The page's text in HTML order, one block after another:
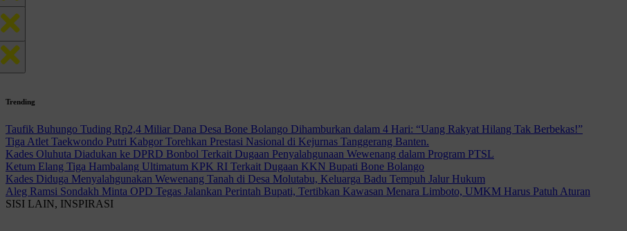
Trending
Taufik Buhungo Tuding Rp2,4 Miliar Dana Desa Bone Bolango Dihamburkan dalam 4 Hari: “Uang Rakyat Hilang Tak Berbekas!”
Tiga Atlet Taekwondo Putri Kabgor Torehkan Prestasi Nasional di Kejurnas Tanggerang Banten.
Kades Oluhuta Diadukan ke DPRD Bonbol Terkait Dugaan Penyalahgunaan Wewenang dalam Program PTSL
Ketum Elang Tiga Hambalang Ultimatum KPK RI Terkait Dugaan KKN Bupati Bone Bolango
Kades Diduga Menyalahgunakan Wewenang Tanah di Desa Molutabu, Keluarga Badu Tempuh Jalur Hukum
Aleg Ramsi Sondakh Minta OPD Tegas Jalankan Perintah Bupati, Tertibkan Kawasan Menara Limboto, UMKM Harus Patuh Aturan
SISI LAIN, INSPIRASI